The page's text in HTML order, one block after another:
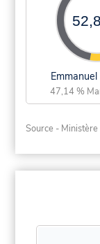
47,14 %
Source -